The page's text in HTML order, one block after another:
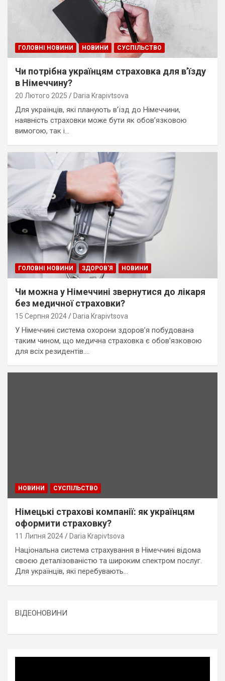
ГОЛОВНІ НОВИНИ НОВИНИ СУСПІЛЬСТВО
Чи потрібна українцям страховка для в’їзду
в Німеччину?
20 Лютого 2025 Daria Krapivtsova
Для українців, які планують в’їзд до Німеччини,
наявність страховки може бути як обов’язковою
вимогою, так і…
ГОЛОВНІ НОВИНИ ЗДОРОВ'Я НОВИНИ
Чи можна у Німеччині звернутися до лікаря
без медичної страховки?
15 Серпня 2024 Daria Krapivtsova
У Німеччині система охорони здоров’я побудована
таким чином, що медична страховка є обов’язковою
для всіх резидентів.…
НОВИНИ СУСПІЛЬСТВО
Німецькі страхові компанії: як українцям
оформити страховку?
11 Липня 2024 Daria Krapivtsova
Національна система страхування в Німеччині відома
своєю деталізованістю та широким спектром послуг.
Для українців, які перебувають…
ВІДЕОНОВИНИ